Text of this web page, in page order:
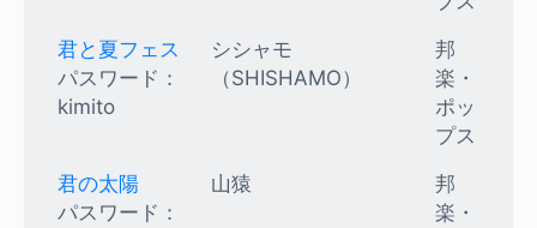
君と夏フェス
パスワード：
kimito
シシャモ
（SHISHAMO）
邦
楽・
ポッ
プス
君の太陽
パスワード：
山猿
邦
楽・